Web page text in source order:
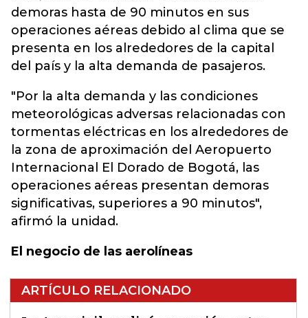
demoras hasta de 90 minutos en sus
operaciones aéreas debido al clima que se
presenta en los alrededores de la capital
del país y la alta demanda de pasajeros.
"Por la alta demanda y las condiciones
meteorológicas adversas relacionadas con
tormentas eléctricas en los alrededores de
la zona de aproximación del Aeropuerto
Internacional El Dorado de Bogotá, las
operaciones aéreas presentan demoras
significativas, superiores a 90 minutos",
afirmó la unidad.
El negocio de las aerolíneas
ARTÍCULO RELACIONADO